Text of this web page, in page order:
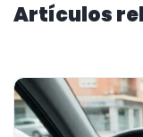
Artículos